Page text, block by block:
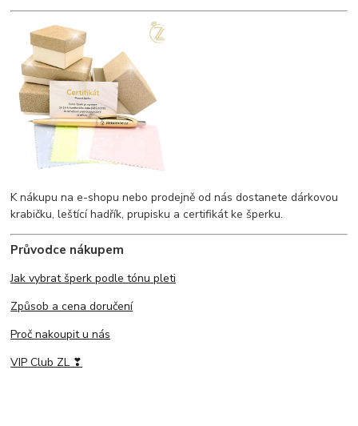
K nákupu na e-shopu nebo prodejně od nás dostanete dárkovou
krabičku, leštící hadřík, prupisku a certifikát ke šperku.
Průvodce nákupem
Jak vybrat šperk podle tónu pleti
Způsob a cena doručení
Proč nakoupit u nás
VIP Club ZL ❣